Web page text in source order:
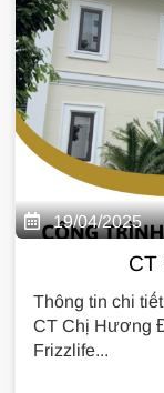
19/04/2025
CT
Thông tin chi
CT Chị Hương
Frizzlife...